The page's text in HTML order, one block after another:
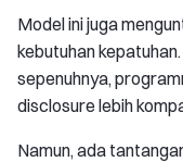
Model ini juga
kebutuhan
sepenuhnya,
disclosure lebih
Namun, ada